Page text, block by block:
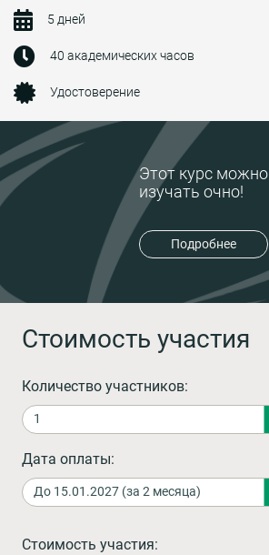
Этот курс можно
изучать очно!
Подробнее
5 дней
40 академических часов
Удостоверение
Стоимость участия
Количество участников:
Дата оплаты:
Стоимость участия: